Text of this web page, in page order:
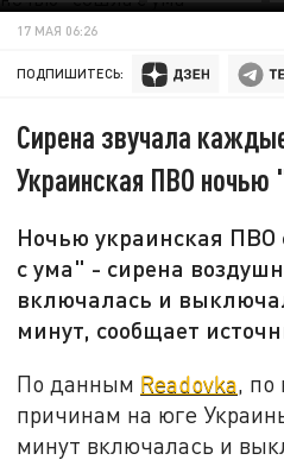
17 МАЯ 06:26
ПОДПИШИТЕСЬ:
Сирена звучала
Украинская ПВО
Ночью украинская
с ума" - сирена
включалась и
минут, сообщает
По данным Readovka, по
причинам на юге
минут включалась и